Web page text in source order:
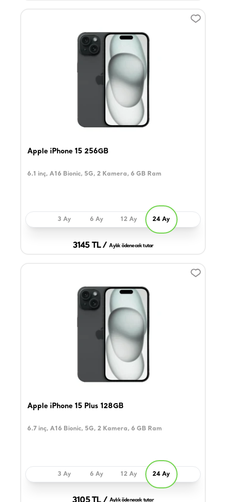
Apple iPhone 15 256GB
6.1 inç, A16 Bionic, 5G, 2 Kamera, 6 GB Ram
3 Ay 6 Ay 12 Ay 24 Ay
3145 TL / Aylık ödenecek tutar
Apple iPhone 15 Plus 128GB
6.7 inç, A16 Bionic, 5G, 2 Kamera, 6 GB Ram
3 Ay 6 Ay 12 Ay 24 Ay
Aylık ödenecek tutar